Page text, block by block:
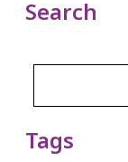
Search
Tags